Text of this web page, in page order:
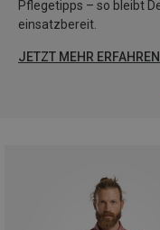
Pflegetipps – so bleibt
einsatzbereit.
JETZT MEHR ERFAHREN